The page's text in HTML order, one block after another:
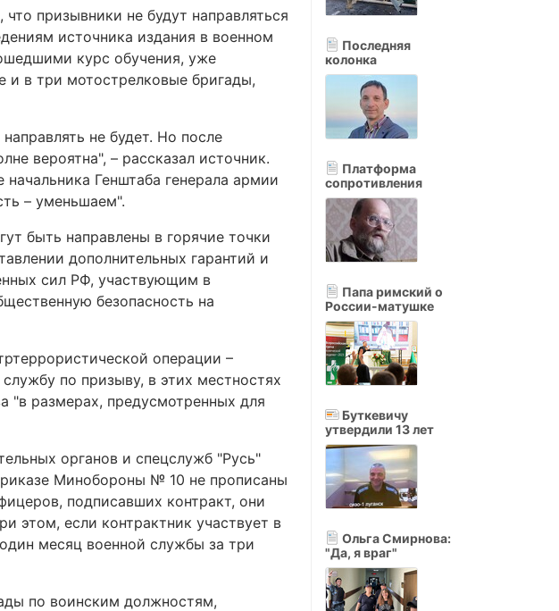
призывники не будут направляться
источника издания в военном
курс обучения, уже
и в три мотострелковые бригады,
не будет. Но после
вероятна", – рассказал источник.
Генштаба генерала армии
– уменьшаем".
быть направлены в горячие точки
дополнительных гарантий и
сил РФ, участвующим в
безопасность на
операции –
по призыву, в этих местностях
"в размерах, предусмотренных для
органов и спецслужб "Русь"
Минобороны № 10 не прописаны
подписавших контракт, они
этом, если контрактник участвует в
месяц военной службы за три
по воинским должностям,
Последняя
колонка
Платформа
сопротивления
Папа римский о
России-матушке
Буткевичу
утвердили 13 лет
Ольга Смирнова:
"Да, я враг"